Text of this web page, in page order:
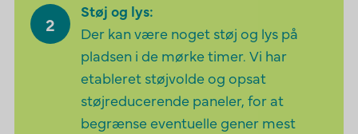
Støj og lys:
Der kan være noget støj og lys på
pladsen i de mørke timer. Vi har
etableret støjvolde og opsat
støjreducerende paneler, for at
begrænse eventuelle gener mest